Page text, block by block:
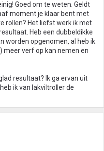
Goed om te weten. Geldt
moment je klaar bent met
rollen? Het liefst werk ik met
Heb een dubbeldikke
worden opgenomen, al heb ik
meer verf op kan nemen en
resultaat? Ik ga ervan uit
ik van lakviltroller de